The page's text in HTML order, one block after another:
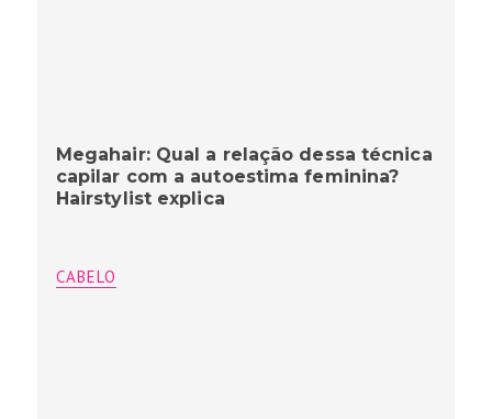
Megahair: Qual a relação dessa técnica
capilar com a autoestima feminina?
Hairstylist explica
CABELO